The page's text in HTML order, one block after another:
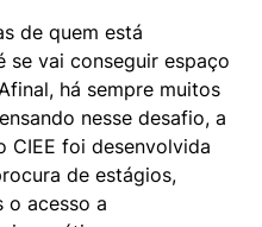
de quem está
se vai conseguir espaço
há sempre muitos
nesse desafio, a
CIEE foi desenvolvida
de estágios,
o acesso a